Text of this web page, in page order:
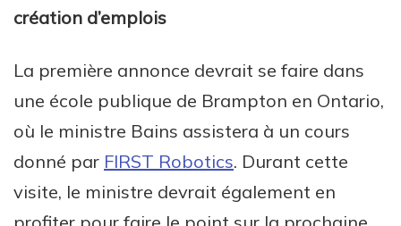
création d’emplois
La première annonce devrait se faire dans
une école publique de Brampton en Ontario,
où le ministre Bains assistera à un cours
donné par FIRST Robotics. Durant cette
visite, le ministre devrait également en